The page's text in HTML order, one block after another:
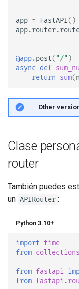
app = FastAPI()
app.router.
@app.post( "/" )
async def
return sum(
🤓 Other
Clase
router
También puedes
un APIRouter :
Python 3.10+
import time
from
from fastapi
from